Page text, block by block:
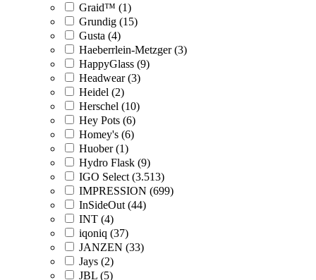
Graid™ (1)
Grundig (15)
Gusta (4)
Haeberrlein-Metzger (3)
HappyGlass (9)
Headwear (3)
Heidel (2)
Herschel (10)
Hey Pots (6)
Homey's (6)
Huober (1)
Hydro Flask (9)
IGO Select (3.513)
IMPRESSION (699)
InSideOut (44)
INT (4)
iqoniq (37)
JANZEN (33)
Jays (2)
JBL (5)